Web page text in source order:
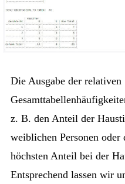
Die Ausgabe der
z. B. den Anteil der
weiblichen Personen oder
höchsten Anteil bei der
Entsprechend lassen wir